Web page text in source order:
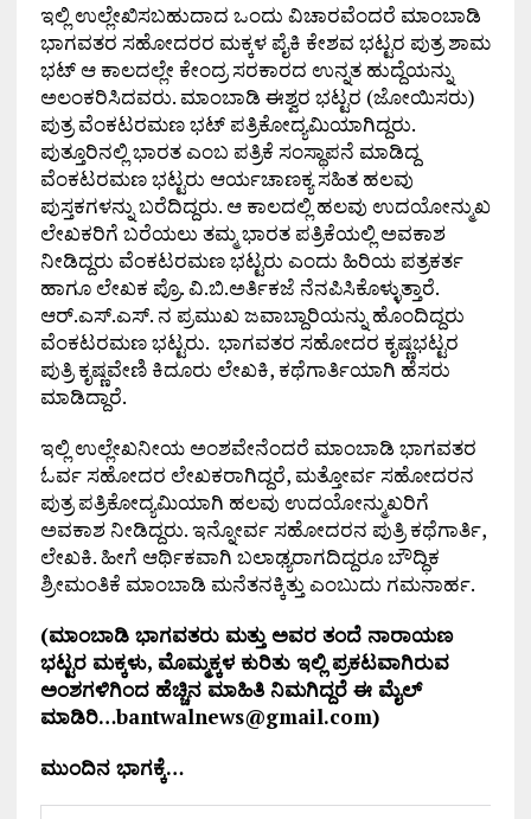
ಇಲ್ಲಿ ಉಲ್ಲೇಖಿಸಬಹುದಾದ ಒಂದು ವಿಚಾರವೆಂದರೆ ಮಾಂಬಾಡಿ
ಭಾಗವತರ ಸಹೋದರರ ಮಕ್ಕಳ ಪೈಕಿ ಕೇಶವ ಭಟ್ಟರ ಪುತ್ರ ಶಾಮ
ಭಟ್ ಆ ಕಾಲದಲ್ಲೇ ಕೇಂದ್ರ ಸರಕಾರದ ಉನ್ನತ ಹುದ್ದೆಯನ್ನು
ಅಲಂಕರಿಸಿದವರು. ಮಾಂಬಾಡಿ ಈಶ್ವರ ಭಟ್ಟರ (ಜೋಯಿಸರು)
ಪುತ್ರ ವೆಂಕಟರಮಣ ಭಟ್ ಪತ್ರಿಕೋದ್ಯಮಿಯಾಗಿದ್ದರು.
ಪುತ್ತೂರಿನಲ್ಲಿ ಭಾರತ ಎಂಬ ಪತ್ರಿಕೆ ಸಂಸ್ಥಾಪನೆ ಮಾಡಿದ್ದ
ವೆಂಕಟರಮಣ ಭಟ್ಟರು ಆರ್ಯಚಾಣಕ್ಯ ಸಹಿತ ಹಲವು
ಪುಸ್ತಕಗಳನ್ನು ಬರೆದಿದ್ದರು. ಆ ಕಾಲದಲ್ಲಿ ಹಲವು ಉದಯೋನ್ಮುಖ
ಲೇಖಕರಿಗೆ ಬರೆಯಲು ತಮ್ಮ ಭಾರತ ಪತ್ರಿಕೆಯಲ್ಲಿ ಅವಕಾಶ
ನೀಡಿದ್ದರು ವೆಂಕಟರಮಣ ಭಟ್ಟರು ಎಂದು ಹಿರಿಯ ಪತ್ರಕರ್ತ
ಹಾಗೂ ಲೇಖಕ ಪ್ರೊ. ವಿ.ಬಿ.ಅರ್ತಿಕಜೆ ನೆನಪಿಸಿಕೊಳ್ಳುತ್ತಾರೆ.
ಆರ್.ಎಸ್.ಎಸ್. ನ ಪ್ರಮುಖ ಜವಾಬ್ದಾರಿಯನ್ನು ಹೊಂದಿದ್ದರು
ವೆಂಕಟರಮಣ ಭಟ್ಟರು. ಭಾಗವತರ ಸಹೋದರ ಕೃಷ್ಣಭಟ್ಟರ
ಪುತ್ರಿ ಕೃಷ್ಣವೇಣಿ ಕಿದೂರು ಲೇಖಕಿ, ಕಥೆಗಾರ್ತಿಯಾಗಿ ಹೆಸರು
ಮಾಡಿದ್ದಾರೆ.
ಇಲ್ಲಿ ಉಲ್ಲೇಖನೀಯ ಅಂಶವೇನೆಂದರೆ ಮಾಂಬಾಡಿ ಭಾಗವತರ
ಓರ್ವ ಸಹೋದರ ಲೇಖಕರಾಗಿದ್ದರೆ, ಮತ್ತೋರ್ವ ಸಹೋದರನ
ಪುತ್ರ ಪತ್ರಿಕೋದ್ಯಮಿಯಾಗಿ ಹಲವು ಉದಯೋನ್ಮುಖರಿಗೆ
ಅವಕಾಶ ನೀಡಿದ್ದರು. ಇನ್ನೋರ್ವ ಸಹೋದರನ ಪುತ್ರಿ ಕಥೆಗಾರ್ತಿ,
ಲೇಖಕಿ. ಹೀಗೆ ಆರ್ಥಿಕವಾಗಿ ಬಲಾಢ್ಯರಾಗದಿದ್ದರೂ ಬೌದ್ಧಿಕ
ಶ್ರೀಮಂತಿಕೆ ಮಾಂಬಾಡಿ ಮನೆತನಕ್ಕಿತ್ತು ಎಂಬುದು ಗಮನಾರ್ಹ.
(ಮಾಂಬಾಡಿ ಭಾಗವತರು ಮತ್ತು ಅವರ ತಂದೆ ನಾರಾಯಣ
ಭಟ್ಟರ ಮಕ್ಕಳು, ಮೊಮ್ಮಕ್ಕಳ ಕುರಿತು ಇಲ್ಲಿ ಪ್ರಕಟವಾಗಿರುವ
ಅಂಶಗಳಿಗಿಂದ ಹೆಚ್ಚಿನ ಮಾಹಿತಿ ನಿಮಗಿದ್ದರೆ ಈ ಮೈಲ್
ಮಾಡಿರಿ…bantwalnews@gmail.com)
ಮುಂದಿನ ಭಾಗಕ್ಕೆ…